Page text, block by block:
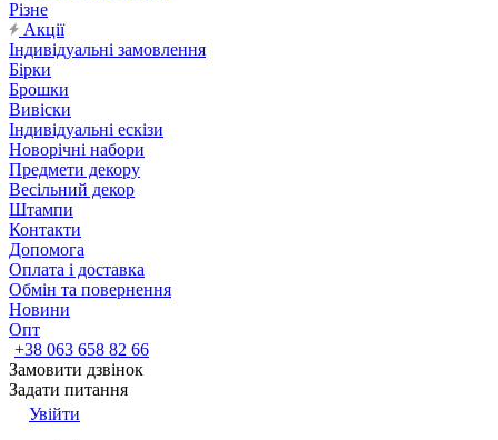
Різне
Акції
Індивідуальні замовлення
Бірки
Брошки
Вивіски
Індивідуальні ескізи
Новорічні набори
Предмети декору
Весільний декор
Штампи
Контакти
Допомога
Оплата і доставка
Обмін та повернення
Новини
Опт
+38 063 658 82 66
Замовити дзвінок
Задати питання
Увійти